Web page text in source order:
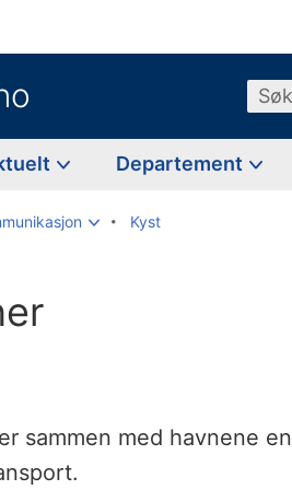
Søk
Departement
Kyst
sammen med havnene en